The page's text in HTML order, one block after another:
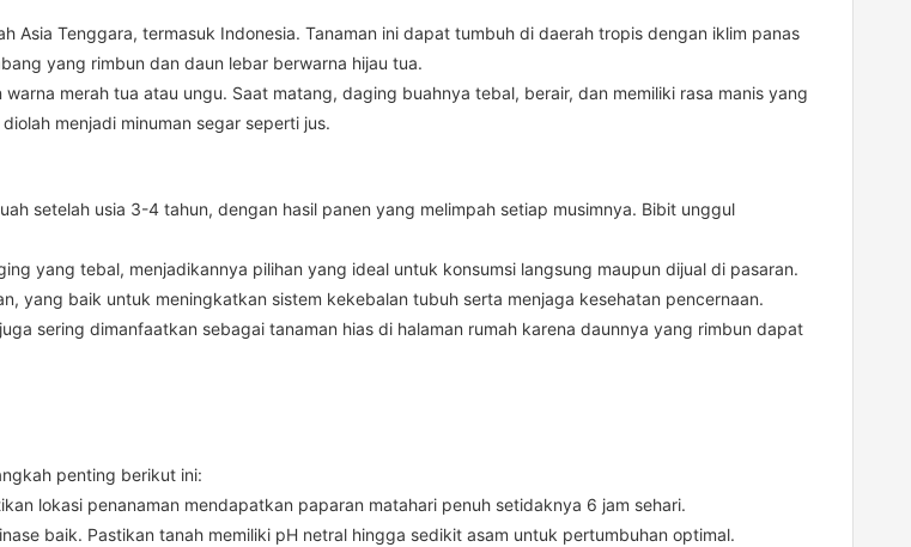
Asia Tenggara, termasuk Indonesia. Tanaman ini dapat tumbuh di daerah tropis dengan iklim panas
yang rimbun dan daun lebar berwarna hijau tua.
merah tua atau ungu. Saat matang, daging buahnya tebal, berair, dan memiliki rasa manis yang
menjadi minuman segar seperti jus.
setelah usia 3-4 tahun, dengan hasil panen yang melimpah setiap musimnya. Bibit unggul
yang tebal, menjadikannya pilihan yang ideal untuk konsumsi langsung maupun dijual di pasaran.
yang baik untuk meningkatkan sistem kekebalan tubuh serta menjaga kesehatan pencernaan.
juga sering dimanfaatkan sebagai tanaman hias di halaman rumah karena daunnya yang rimbun dapat
penting berikut ini:
lokasi penanaman mendapatkan paparan matahari penuh setidaknya 6 jam sehari.
baik. Pastikan tanah memiliki pH netral hingga sedikit asam untuk pertumbuhan optimal.